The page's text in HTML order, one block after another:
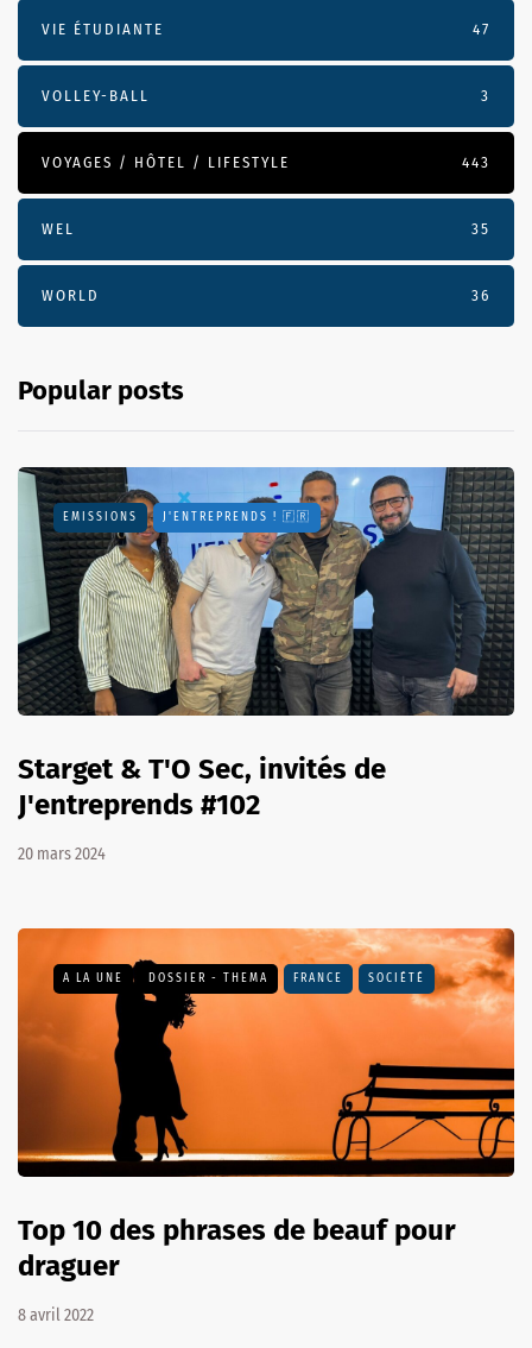
VIE ÉTUDIANTE 47
VOLLEY-BALL 3
VOYAGES / HÔTEL / LIFESTYLE 443
WEL 35
WORLD 36
Popular posts
EMISSIONS J'ENTREPRENDS ! 🇫🇷
Starget & T'O Sec, invités de
J'entreprends #102
20 mars 2024
A LA UNE DOSSIER - THEMA FRANCE SOCIÉTÉ
Top 10 des phrases de beauf pour
draguer
8 avril 2022